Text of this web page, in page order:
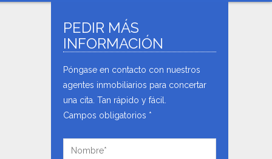
BUSCAR
Referencia
Tipo
de
Operación
Tipo de Operación
Tipo
Propiedad
Precio
NEWSLETTER
Recibe noticias, ofertas y
PEDIR MÁS
INFORMACIÓN
Póngase en contacto con nuestros
agentes inmobiliarios para concertar
una cita. Tan rápido y fácil.
Campos obligatorios *